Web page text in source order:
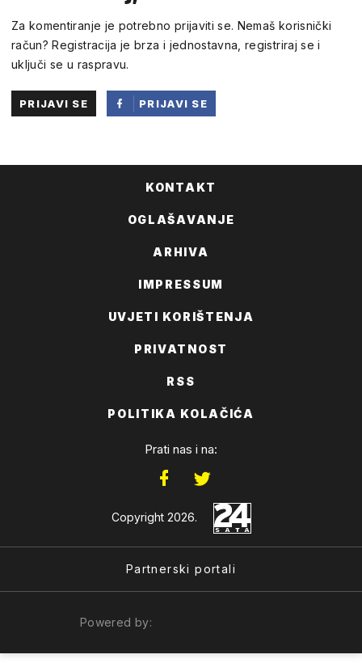
Za komentiranje je potrebno prijaviti se. Nemaš korisnički
račun? Registracija je brza i jednostavna, registriraj se i
uključi se u raspravu.
PRIJAVI SE
PRIJAVI SE
KONTAKT
OGLAŠAVANJE
ARHIVA
IMPRESSUM
UVJETI KORIŠTENJA
PRIVATNOST
RSS
POLITIKA KOLAČIĆA
Prati nas i na:
Copyright 2026.
Partnerski portali
Powered by: